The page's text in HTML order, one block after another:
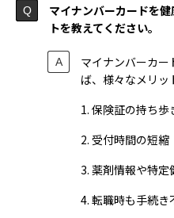
マイナンバーカードを
トを教えてください。
マイナンバーカ
ば、様々なメリッ
1. 保険証の持ち歩
2. 受付時間の短縮
3. 薬剤情報や特
4. 転職時も手続き